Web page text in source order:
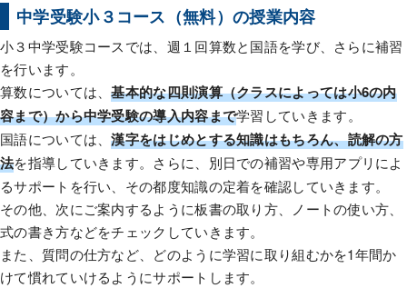
中学受験小３コース（無料）の授業内容
小３中学受験コースでは、週１回算数と国語を学び、さらに補習
を行います。
算数については、基本的な四則演算（クラスによっては小6の内
容まで）から中学受験の導入内容まで学習していきます。
国語については、漢字をはじめとする知識はもちろん、読解の方
法を指導していきます。さらに、別日での補習や専用アプリによ
るサポートを行い、その都度知識の定着を確認していきます。
その他、次にご案内するように板書の取り方、ノートの使い方、
式の書き方などをチェックしていきます。
また、質問の仕方など、どのように学習に取り組むかを1年間か
けて慣れていけるようにサポートします。